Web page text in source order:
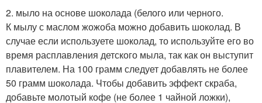
2. мыло на основе шоколада (белого или черного.
К мылу с маслом жожоба можно добавить шоколад. В
случае если используете шоколад, то используйте его во
время расплавления детского мыла, так как он выступит
плавителем. На 100 грамм следует добавлять не более
50 грамм шоколада. Чтобы добавить эффект скраба,
добавьте молотый кофе (не более 1 чайной ложки),